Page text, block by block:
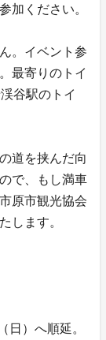
加ください。
。イベント参
最寄りのトイ
谷駅のトイ
道を挟んだ向
で、もし満車
原市観光協会
します。
日）へ順延。